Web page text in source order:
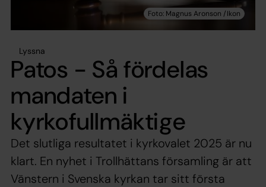
Lyssna
Patos - Så fördelas
mandaten i
kyrkofullmäktige
Det slutliga resultatet i kyrkovalet 2025 är nu
klart. En nyhet i Trollhättans församling är att
Vänstern i Svenska kyrkan tar sitt första